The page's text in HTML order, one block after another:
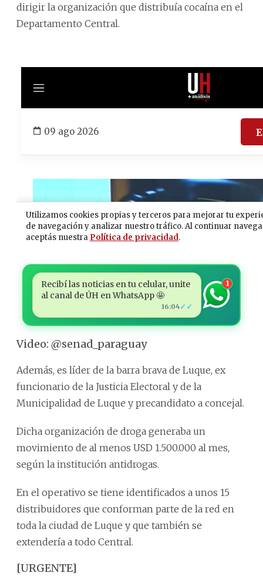
dirigir la organización que distribuía cocaína en el
Departamento Central.
Recibí las noticias en tu celular, unite
al canal de ÚH en WhatsApp 🤩
16:04✓✓
1
Video: @senad_paraguay
Además, es líder de la barra brava de Luque, ex
funcionario de la Justicia Electoral y de la
Municipalidad de Luque y precandidato a concejal.
Dicha organización de droga generaba un
movimiento de al menos USD 1.500.000 al mes,
según la institución antidrogas.
En el operativo se tiene identificados a unos 15
distribuidores que conforman parte de la red en
toda la ciudad de Luque y que también se
extendería a todo Central.
[URGENTE]